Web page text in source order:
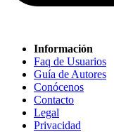
Información
Faq de Usuarios
Guía de Autores
Conócenos
Contacto
Legal
Privacidad